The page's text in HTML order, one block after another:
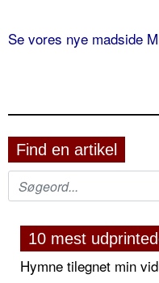
Se vores nye madside
Find en artikel
10 mest
Hymne tilegnet min